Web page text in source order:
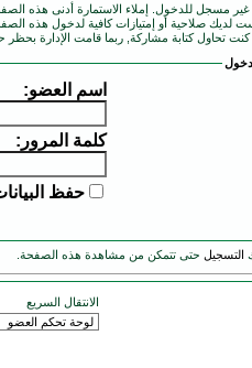
غير مسجل للدخول. إملاء الاستمارة أدنى هذه
لديك صلاحية أو إمتيازات كافية لدخول هذه
كنت تحاول كتابة مشاركة, ربما قامت الإدارة
اسم العضو:
كلمة المرور:
حفظ
التسجيل حتى تتمكن من مشاهدة هذه الصفحة.
الانتقال السريع